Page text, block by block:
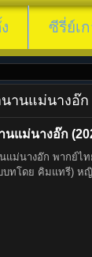
ซีรี่ย์เ
านแม่นางอ๊ก
นแม่นางอ๊ก
แม่นางอ๊ก พากย์ไ
บทโดย คิมแทรี) ห